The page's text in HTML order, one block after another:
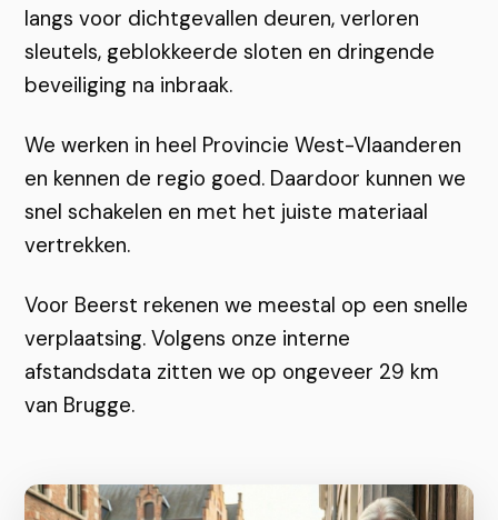
langs voor dichtgevallen deuren, verloren
sleutels, geblokkeerde sloten en dringende
beveiliging na inbraak.
We werken in heel Provincie West-Vlaanderen
en kennen de regio goed. Daardoor kunnen we
snel schakelen en met het juiste materiaal
vertrekken.
Voor Beerst rekenen we meestal op een snelle
verplaatsing. Volgens onze interne
afstandsdata zitten we op ongeveer 29 km
van Brugge.